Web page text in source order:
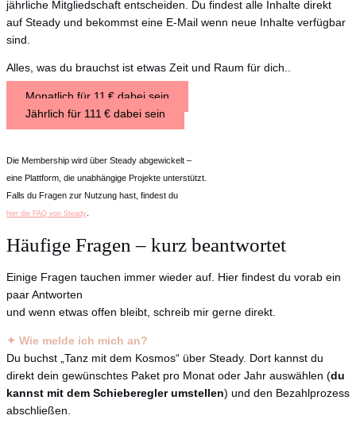
jährliche Mitgliedschaft entscheiden. Du findest alle Inhalte direkt
auf Steady und bekommst eine E-Mail wenn neue Inhalte verfügbar
sind.
Alles, was du brauchst ist etwas Zeit und Raum für dich..
Monatlich für 11 € dabei sein
Jährlich für 111 € dabei sein
Die Membership wird über Steady abgewickelt –
eine Plattform, die unabhängige Projekte unterstützt.
Falls du Fragen zur Nutzung hast, findest du
hier die FAQ von Steady
Häufige Fragen – kurz beantwortet
Einige Fragen tauchen immer wieder auf. Hier findest du vorab ein
paar Antworten
und wenn etwas offen bleibt, schreib mir gerne direkt.
✦ Wie melde ich mich an?
Du buchst „Tanz mit dem Kosmos“ über Steady. Dort kannst du
direkt dein gewünschtes Paket pro Monat oder Jahr auswählen (du
kannst mit dem Schieberegler umstellen) und den Bezahlprozess
abschließen.